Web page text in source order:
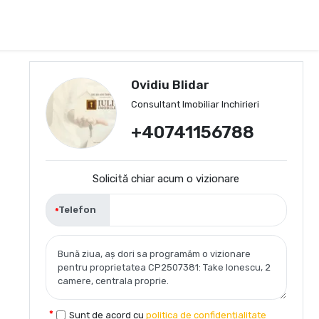
Ovidiu Blidar
Consultant Imobiliar Inchirieri
+40741156788
Solicită chiar acum o vizionare
Telefon
Sunt de acord cu politica de confidențialitate